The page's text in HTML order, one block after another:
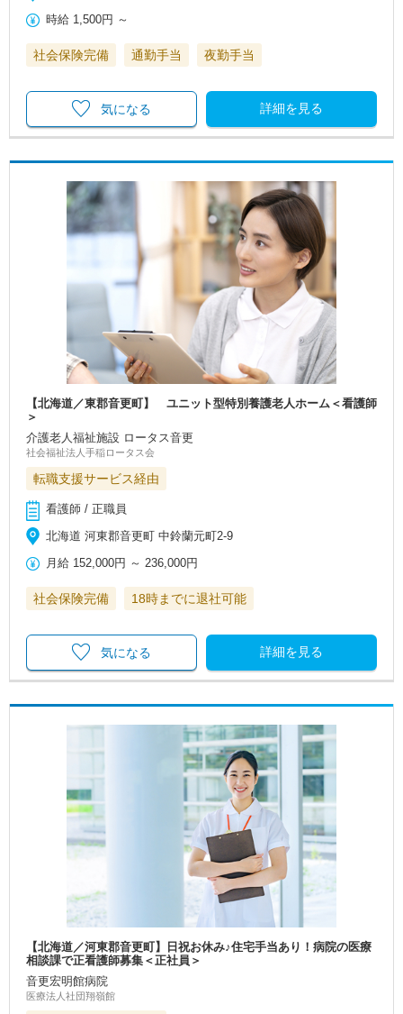
時給 1,500円 ～
社会保険完備 通勤手当 夜勤手当
詳細を見る
気になる
【北海道／東郡音更町】 ユニット型特別養護老人ホーム＜看護師
＞
介護老人福祉施設 ロータス音更
社会福祉法人手稲ロータス会
転職支援サービス経由
看護師 / 正職員
北海道 河東郡音更町 中鈴蘭元町2-9
月給 152,000円 ～ 236,000円
社会保険完備 18時までに退社可能
詳細を見る
気になる
【北海道／河東郡音更町】日祝お休み♪住宅手当あり！病院の医療
相談課で正看護師募集＜正社員＞
音更宏明館病院
医療法人社団翔嶺館